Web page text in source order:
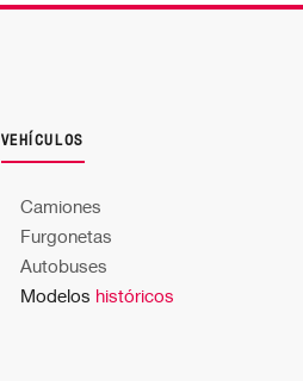
VEHÍCULOS
Camiones
Furgonetas
Autobuses
Modelos históricos